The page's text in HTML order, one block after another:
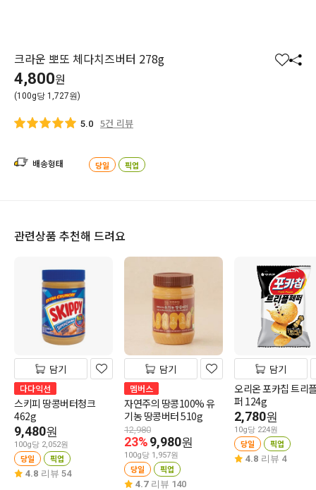
크라운 뽀또 체다치즈버터 278g
찜 공
4,800원
(100g당 1,727원)
5.0 5건 리뷰
배송형태 당일 픽업
관련상품 추천해 드려요
담기
다다익선
스키피 땅콩버터청크
462g
9,480원
100g당 2,052원
당일 픽업
4.8 리뷰 54
담기
멤버스
자연주의 땅콩100% 유
기농 땅콩버터 510g
12,980
23%9,980원
100g당 1,957원
당일 픽업
4.7 리뷰 140
담기
오리온 포카칩 트리
퍼 124g
2,780원
10g당 224원
당일 픽업
4.8 리뷰 4